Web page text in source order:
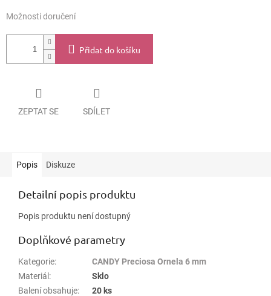
Možnosti doručení
Přidat do košíku
ZEPTAT SE SDÍLET
Popis Diskuze
Detailní popis produktu
Popis produktu není dostupný
Doplňkové parametry
Kategorie:
CANDY Preciosa Ornela 6 mm
Materiál :
Sklo
Balení obsahuje:
20 ks